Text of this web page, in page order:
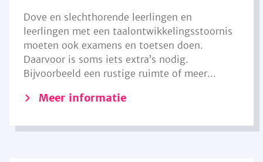
Dove en slechthorende leerlingen en
leerlingen met een taalontwikkelingsstoornis
moeten ook examens en toetsen doen.
Daarvoor is soms iets extra’s nodig.
Bijvoorbeeld een rustige ruimte of meer...
Meer informatie